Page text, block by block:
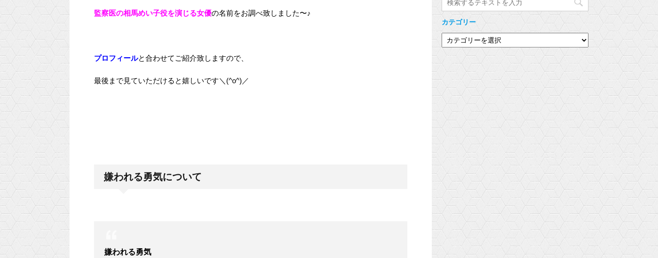
監察医の相馬めい子役を演じる女優の名前をお調べ致しました〜♪
プロフィールと合わせてご紹介致しますので、
最後まで見ていただけると嬉しいです＼(^o^)／
嫌われる勇気について
嫌われる勇気
で
き
ま
す
i
t
t
e
で
有
新
し
ィ
ン
で
開
ま
す
共
有
す
に
ク
ッ
ク
く
だ
(
新
い
ウ
ド
ウ
で
ま
す
カテゴリー
カ
テ
リ
ー